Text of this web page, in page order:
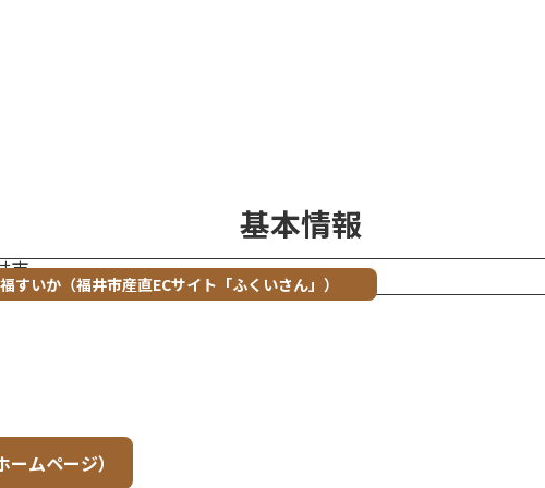
基本情報
市
すいか（福井市産直ECサイト「ふくいさん」）
ムページ）